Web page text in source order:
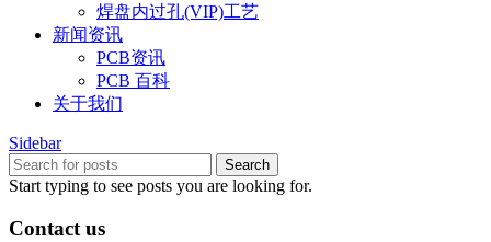
焊盘内过孔(VIP)工艺
新闻资讯
PCB资讯
PCB 百科
关于我们
Sidebar
Search
Start typing to see posts you are looking for.
Contact us